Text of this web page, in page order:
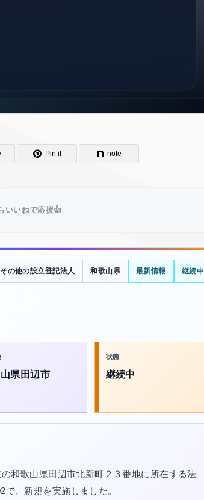
Pin it note
いいねで応援👍
その他の設立登記法人 和歌山県 最新情報 継続中
県田辺市
状態
継続中
和歌山県田辺市北新町２３番地に所在する法
、新規を実施しました。